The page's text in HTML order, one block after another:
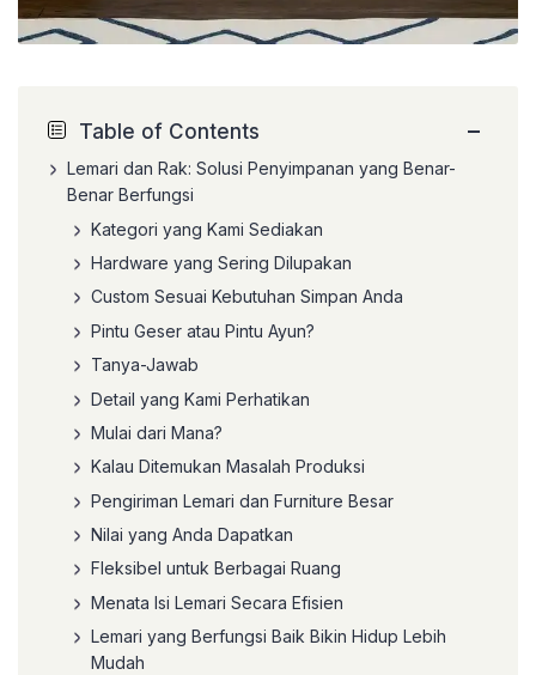
Table of Contents −
Lemari dan Rak: Solusi Penyimpanan yang Benar-
Benar Berfungsi
Kategori yang Kami Sediakan
Hardware yang Sering Dilupakan
Custom Sesuai Kebutuhan Simpan Anda
Pintu Geser atau Pintu Ayun?
Tanya-Jawab
Detail yang Kami Perhatikan
Mulai dari Mana?
Kalau Ditemukan Masalah Produksi
Pengiriman Lemari dan Furniture Besar
Nilai yang Anda Dapatkan
Fleksibel untuk Berbagai Ruang
Menata Isi Lemari Secara Efisien
Lemari yang Berfungsi Baik Bikin Hidup Lebih
Mudah